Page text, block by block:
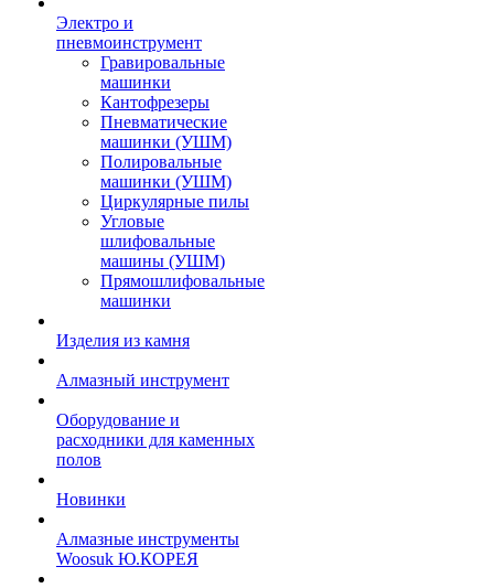
Электро и
пневмоинструмент
Гравировальные
машинки
Кантофрезеры
Пневматические
машинки (УШМ)
Полировальные
машинки (УШМ)
Циркулярные пилы
Угловые
шлифовальные
машины (УШМ)
Прямошлифовальные
машинки
Изделия из камня
Алмазный инструмент
Оборудование и
расходники для каменных
полов
Новинки
Алмазные инструменты
Woosuk Ю.КОРЕЯ